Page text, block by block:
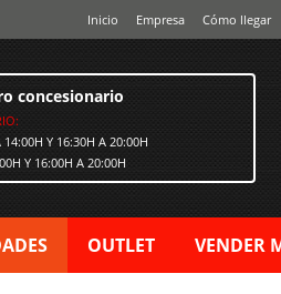
Inicio Empresa Cómo llegar
concesionario
14:00H Y 16:30H A 20:00H
Y 16:00H A 20:00H
OUTLET VENDER